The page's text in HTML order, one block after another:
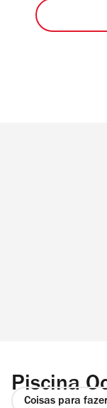
Piscina
Coisas para fazer